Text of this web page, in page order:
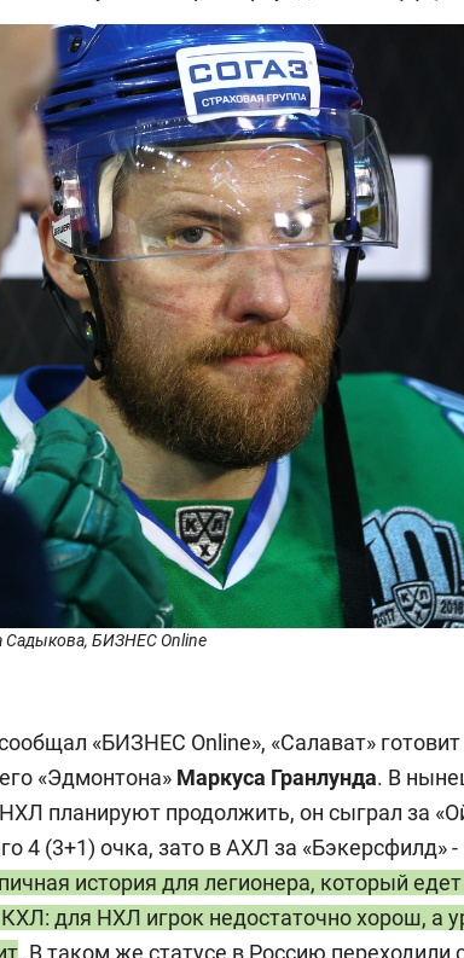
Садыкова, БИЗНЕС Online
«БИЗНЕС Online», «Салават»
«Эдмонтона» Маркуса Гранлунда. В
планируют продолжить, он сыграл за
4 (3+1) очка, зато в АХЛ за «Бэкерсфилд»
история для легионера, который
для НХЛ игрок недостаточно хорош, а
. В таком же статусе в Россию переходили